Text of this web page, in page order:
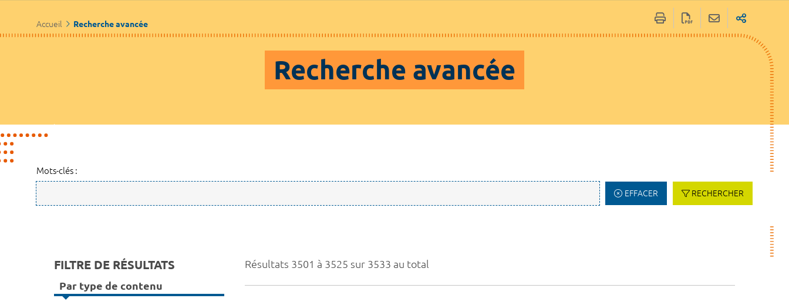
Accueil Recherche avancée
Recherche avancée
Mots-clés :
EFFACER RECHERCHER
Résultats 3501 à 3525 sur 3533 au total
FILTRE DE RÉSULTATS
Par type de contenu